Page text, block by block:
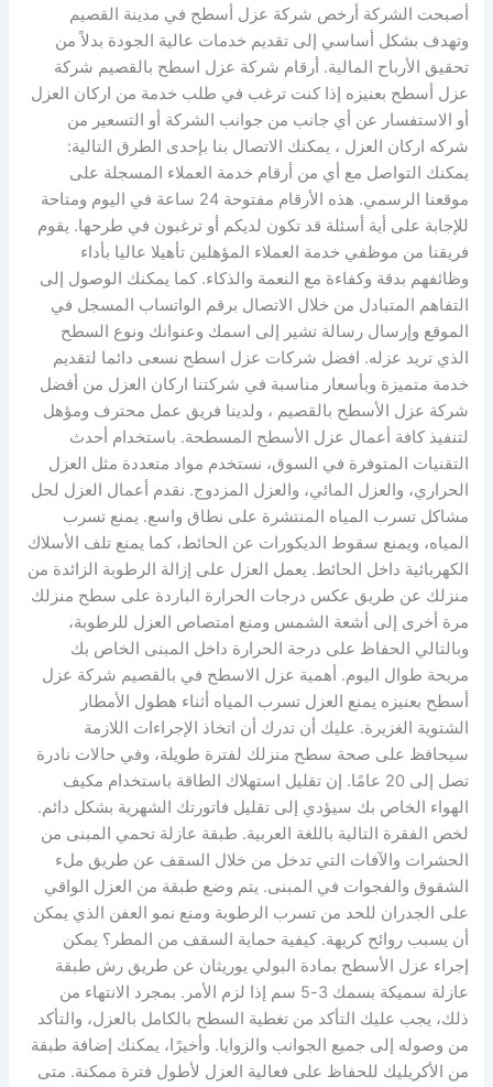
أصبحت الشركة أرخص شركة عزل أسطح في مدينة القصيم
وتهدف بشكل أساسي إلى تقديم خدمات عالية الجودة بدلاً من
تحقيق الأرباح المالية. أرقام شركة عزل اسطح بالقصيم شركة
عزل أسطح بعنيزه إذا كنت ترغب في طلب خدمة من اركان العزل
أو الاستفسار عن أي جانب من جوانب الشركة أو التسعير من
شركه اركان العزل ، يمكنك الاتصال بنا بإحدى الطرق التالية:
يمكنك التواصل مع أي من أرقام خدمة العملاء المسجلة على
موقعنا الرسمي. هذه الأرقام مفتوحة 24 ساعة في اليوم ومتاحة
للإجابة على أية أسئلة قد تكون لديكم أو ترغبون في طرحها. يقوم
فريقنا من موظفي خدمة العملاء المؤهلين تأهيلا عاليا بأداء
وظائفهم بدقة وكفاءة مع النعمة والذكاء. كما يمكنك الوصول إلى
التفاهم المتبادل من خلال الاتصال برقم الواتساب المسجل في
الموقع وإرسال رسالة تشير إلى اسمك وعنوانك ونوع السطح
الذي تريد عزله. افضل شركات عزل اسطح نسعى دائما لتقديم
خدمة متميزة وبأسعار مناسبة في شركتنا اركان العزل من أفضل
شركة عزل الأسطح بالقصيم ، ولدينا فريق عمل محترف ومؤهل
لتنفيذ كافة أعمال عزل الأسطح المسطحة. باستخدام أحدث
التقنيات المتوفرة في السوق، نستخدم مواد متعددة مثل العزل
الحراري، والعزل المائي، والعزل المزدوج. نقدم أعمال العزل لحل
مشاكل تسرب المياه المنتشرة على نطاق واسع. يمنع تسرب
المياه، ويمنع سقوط الديكورات عن الحائط، كما يمنع تلف الأسلاك
الكهربائية داخل الحائط. يعمل العزل على إزالة الرطوبة الزائدة من
منزلك عن طريق عكس درجات الحرارة الباردة على سطح منزلك
مرة أخرى إلى أشعة الشمس ومنع امتصاص العزل للرطوبة،
وبالتالي الحفاظ على درجة الحرارة داخل المبنى الخاص بك
مريحة طوال اليوم. أهمية عزل الاسطح في بالقصيم شركة عزل
أسطح بعنيزه يمنع العزل تسرب المياه أثناء هطول الأمطار
الشتوية الغزيرة. عليك أن تدرك أن اتخاذ الإجراءات اللازمة
سيحافظ على صحة سطح منزلك لفترة طويلة، وفي حالات نادرة
تصل إلى 20 عامًا. إن تقليل استهلاك الطاقة باستخدام مكيف
الهواء الخاص بك سيؤدي إلى تقليل فاتورتك الشهرية بشكل دائم.
لخص الفقرة التالية باللغة العربية. طبقة عازلة تحمي المبنى من
الحشرات والآفات التي تدخل من خلال السقف عن طريق ملء
الشقوق والفجوات في المبنى. يتم وضع طبقة من العزل الواقي
على الجدران للحد من تسرب الرطوبة ومنع نمو العفن الذي يمكن
أن يسبب روائح كريهة. كيفية حماية السقف من المطر؟ يمكن
إجراء عزل الأسطح بمادة البولي يوريثان عن طريق رش طبقة
عازلة سميكة بسمك 3-5 سم إذا لزم الأمر. بمجرد الانتهاء من
ذلك، يجب عليك التأكد من تغطية السطح بالكامل بالعزل، والتأكد
من وصوله إلى جميع الجوانب والزوايا. وأخيرًا، يمكنك إضافة طبقة
من الأكريليك للحفاظ على فعالية العزل لأطول فترة ممكنة. متى